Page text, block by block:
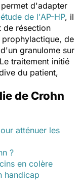
d'adapter
de l'AP-HP, il
de résection
prophylactique, de
granulome sur
traitement initié
du patient,
de Crohn
atténuer les
?
en colère
handicap